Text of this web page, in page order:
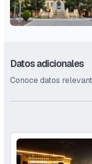
Datos adicionales
Conoce datos